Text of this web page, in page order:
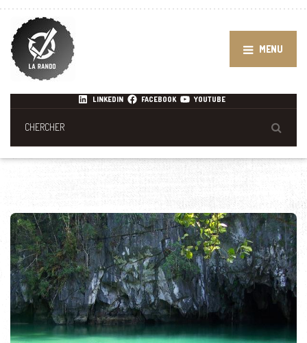
MENU
LINKEDIN FACEBOOK YOUTUBE